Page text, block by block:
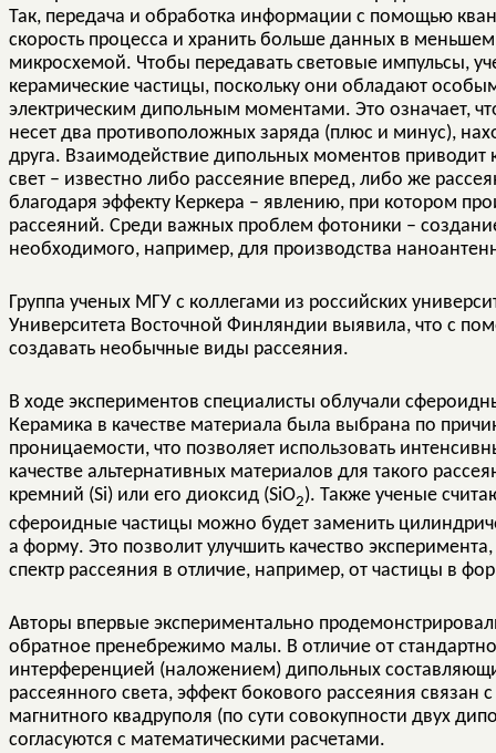
Так, передача и обработка информации с помощью
скорость процесса и хранить больше данных в
микросхемой. Чтобы передавать световые импульсы,
керамические частицы, поскольку они обладают
электрическим дипольным моментами. Это означает,
несет два противоположных заряда (плюс и минус),
друга. Взаимодействие дипольных моментов приводит
свет – известно либо рассеяние вперед, либо же
благодаря эффекту Керкера – явлению, при котором
рассеяний. Среди важных проблем фотоники –
необходимого, например, для производства
Группа ученых МГУ с коллегами из российских
Университета Восточной Финляндии выявила, что с
создавать необычные виды рассеяния.
В ходе экспериментов специалисты облучали
Керамика в качестве материала была выбрана по
проницаемости, что позволяет использовать
качестве альтернативных материалов для такого
кремний (Si) или его диоксид (SiO2). Также ученые
сфероидные частицы можно будет заменить
а форму. Это позволит улучшить качество
спектр рассеяния в отличие, например, от частицы в
Авторы впервые экспериментально
обратное пренебрежимо малы. В отличие от
интерференцией (наложением) дипольных
рассеянного света, эффект бокового рассеяния связан
магнитного квадруполя (по сути совокупности двух
согласуются с математическими расчетами.